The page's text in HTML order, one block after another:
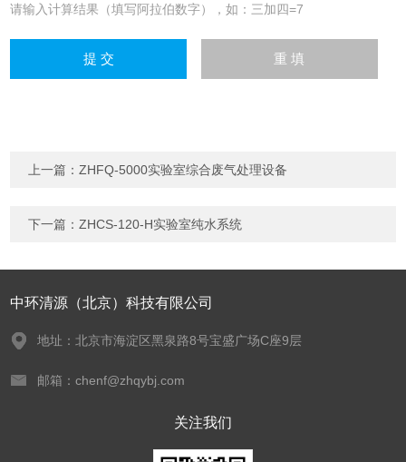
请输入计算结果（填写阿拉伯数字），如：三加四=7
上一篇：ZHFQ-5000实验室综合废气处理设备
下一篇：ZHCS-120-H实验室纯水系统
中环清源（北京）科技有限公司
地址：北京市海淀区黑泉路8号宝盛广场C座9层
邮箱：chenf@zhqybj.com
关注我们